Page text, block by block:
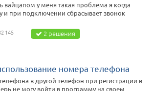
вайцапом у меня такая проблема я когда
и при подключении сбрасывает звонок
145 2 решения
номера телефона
в другой телефон при регистрации в
не могу войти в программу на своем